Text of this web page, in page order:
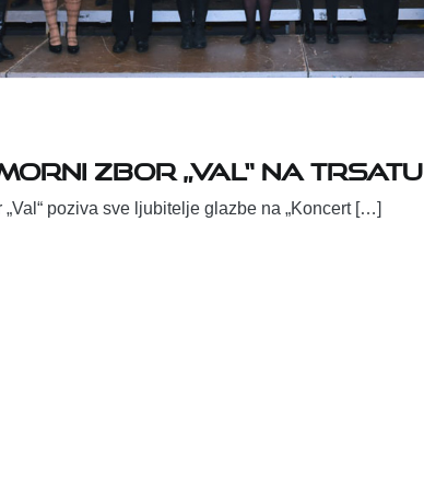
zbor „Val“ na Trsatu
poziva sve ljubitelje glazbe na „Koncert […]